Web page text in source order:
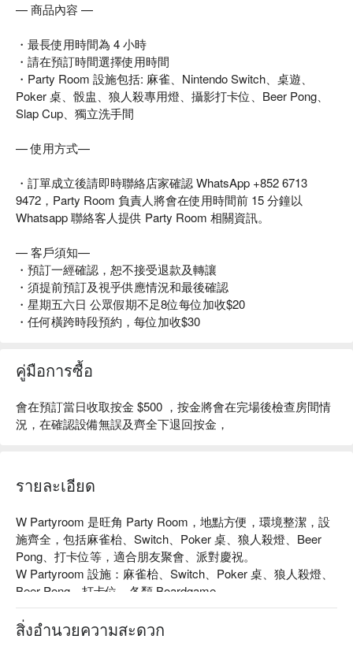
— 商品內容 —
・最長使用時間為 4 小時
・請在預訂時間選擇使用時間
・Party Room 設施包括: 麻雀、Nintendo Switch、桌遊、
Poker 桌、骰盅、狼人殺專用燈、攝影打卡位、Beer Pong、
Slap Cup、獨立洗手間
— 使用方式—
・訂單成立後請即時聯絡店家確認 WhatsApp +852 6713
9472，Party Room 負責人將會在使用時間前 15 分鐘以
Whatsapp 聯絡客人提供 Party Room 相關資訊。
— 客戶須知—
・預訂一經確認，恕不接受退款及轉讓
・須提前預訂及視乎供應情況和最後確認
・星期五六日 公眾假期不足8位每位加收$20
・任何橫跨時段預約，每位加收$30
คู่มือการซื้อ
會在預訂當日收取按金 $500 ，按金將會在完場後檢查房間情
況，在確認設備無誤及齊全下退回按金，
รายละเอียด
W Partyroom 是旺角 Party Room，地點方便，環境整潔，設
施齊全，包括麻雀枱、Switch、Poker 桌、狼人殺燈、Beer
Pong、打卡位等，適合朋友聚會、派對慶祝。
W Partyroom 設施：麻雀枱、Switch、Poker 桌、狼人殺燈、
Beer Pong、打卡位、各類 Boardgame
W Partyroom 價格：4H $138 / 人起（需預訂 2 人以上）
旺角 Party Room - W Partyroom 預訂
สิ่งอำนวยความสะดวก